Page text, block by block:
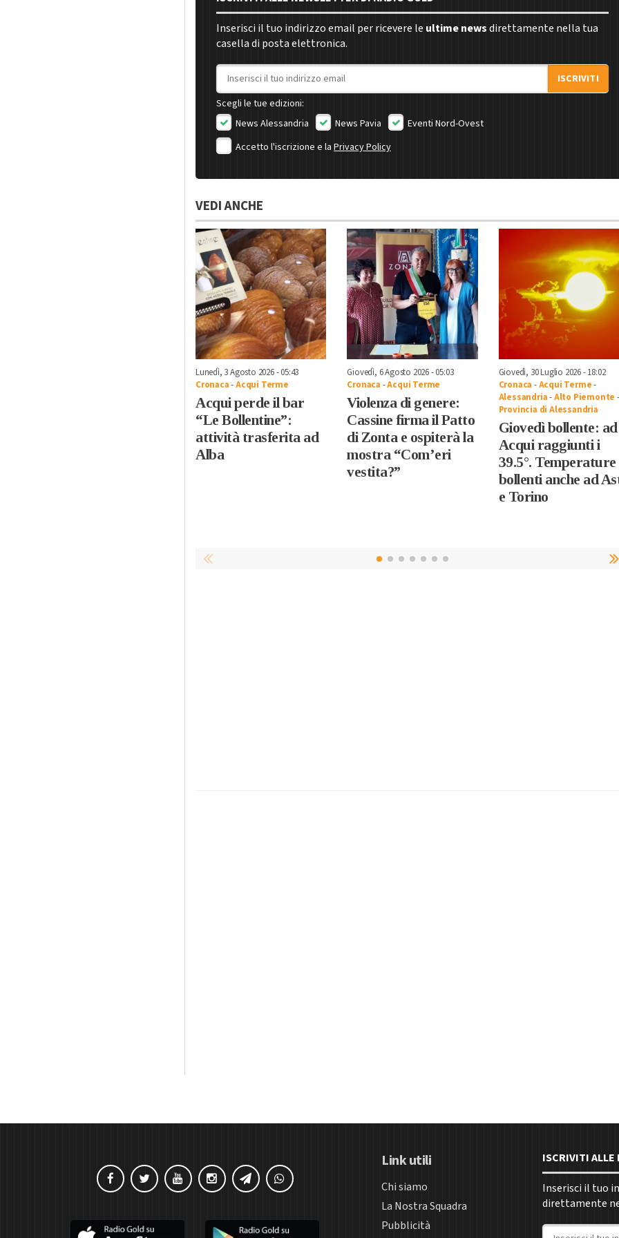
Inserisci il tuo indirizzo email per ricevere le ultime newsdirettamente nella tua
casella di posta elettronica.
Indirizzo email
ISCRIVITI
Scegli le tue edizioni:
News Alessandria
News Pavia
Eventi Nord-Ovest
Accetto l'iscrizione e la Privacy Policy
VEDI ANCHE
Lunedì, 3 Agosto 2026 - 05:43
Cronaca-Acqui Terme
Acqui perde il bar
“Le Bollentine”:
attività trasferita ad
Alba
Giovedì, 6 Agosto 2026 - 05:03
Cronaca -Acqui Terme
Violenza di genere:
Cassine firma il Patto
di Zonta e ospiterà la
mostra “Com’eri
vestita?”
Giovedì, 30 Luglio 2026 - 18:02
Cronaca -Acqui Terme-
Alessandria-Alto Piemonte -
Provincia di Alessandria
Giovedì bollente: ad
Acqui raggiunti i
39.5°. Temperature
bollenti anche ad
e Torino
Link utili
Chi siamo
La Nostra Squadra
Pubblicità
ISCRIVITI ALLE
Inserisci il tuo
direttamente
Indirizzo email